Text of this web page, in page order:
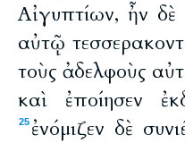
Αἰγυπτίων, ἦν δὲ
αὐτῷ
τοὺς ἀδελφοὺς
καὶ ἐποίησεν
25 ἐνόμιζεν δὲ